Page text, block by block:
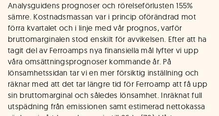
Analysguidens prognoser och rörelseförlusten 155%
sämre. Kostnadsmassan var i princip oförändrad mot
förra kvartalet och i linje med vår prognos, varför
bruttomarginalen stod enskilt för avvikelsen. Efter att ha
tagit del av Ferroamps nya finansiella mål lyfter vi upp
våra omsättningsprognoser kommande år. På
lönsamhetssidan tar vi en mer försiktig inställning och
räknar med att det tar längre tid för Ferroamp att få upp
sin bruttomarginal och således lönsamhet. Inräknat full
utspädning från emissionen samt estimerad nettokassa